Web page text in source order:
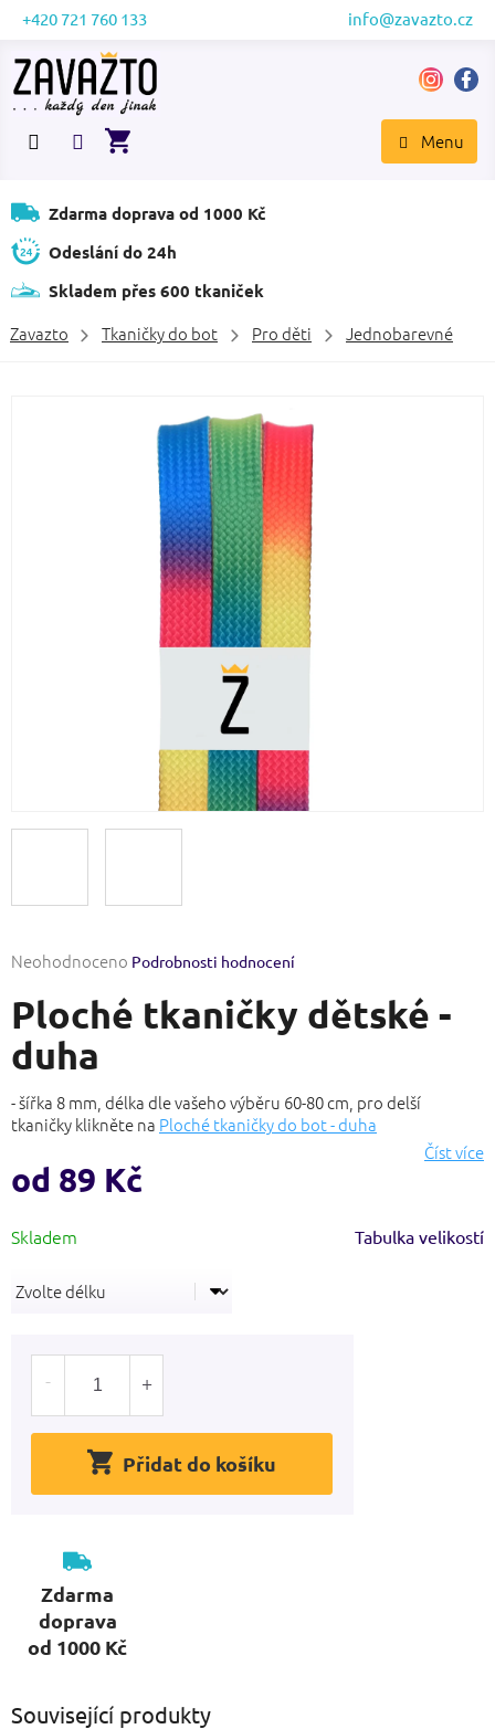
Přejít
obsah
+420 721 760 133 info@zavazto.cz
NÁKUPNÍ
Zdarma doprava od 1000 Kč
Odeslání do 24h
Skladem přes 600 tkaniček
Zavazto Tkaničky do bot Pro děti Jednobarevné
Průměrné
produktu
je
0,0
z
hvězdiček.
Neohodnoceno Podrobnosti hodnocení
Ploché tkaničky dětské -
duha
- šířka 8 mm, délka dle vašeho výběru 60-80 cm, pro delší
tkaničky klikněte na Ploché tkaničky do bot - duha
Číst více
od 89 Kč
cena:
Tabulka velikostí
Přidat do košíku
Zdarma
doprava
od 1000 Kč
Související produkty